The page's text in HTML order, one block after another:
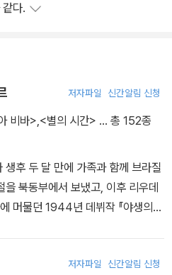
다.
저자파일 신간알림 신청
비바>,<별의 시간> … 총 152종
후 두 달 만에 가족과 함께 브라질
북동부에서 보냈고, 이후 리우데
머물던 1944년 데뷔작 『야생의
상했다. 세상을 떠나기 전 마지막 소
저자파일 신간알림 신청